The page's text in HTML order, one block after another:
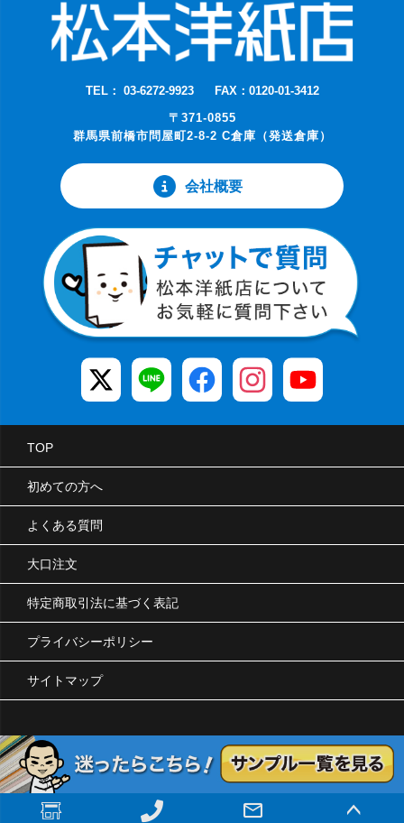
TEL： 03-6272-9923
FAX：0120-01-3412
〒371-0855
群馬県前橋市問屋町2-8-2 C倉庫（発送倉庫）
会社概要
TOP
初めての方へ
よくある質問
大口注文
特定商取引法に基づく表記
プライバシーポリシー
サイトマップ